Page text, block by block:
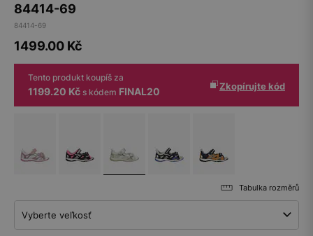
84414-69
84414-69
1499.00 Kč
Tento produkt koupíš za
1199.20 Kč s kódem FINAL20 Zkopírujte kód
Tabulka rozměrů
Vyberte veľkosť